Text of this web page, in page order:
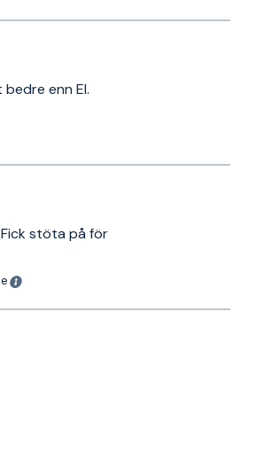
enn El.
stöta på för